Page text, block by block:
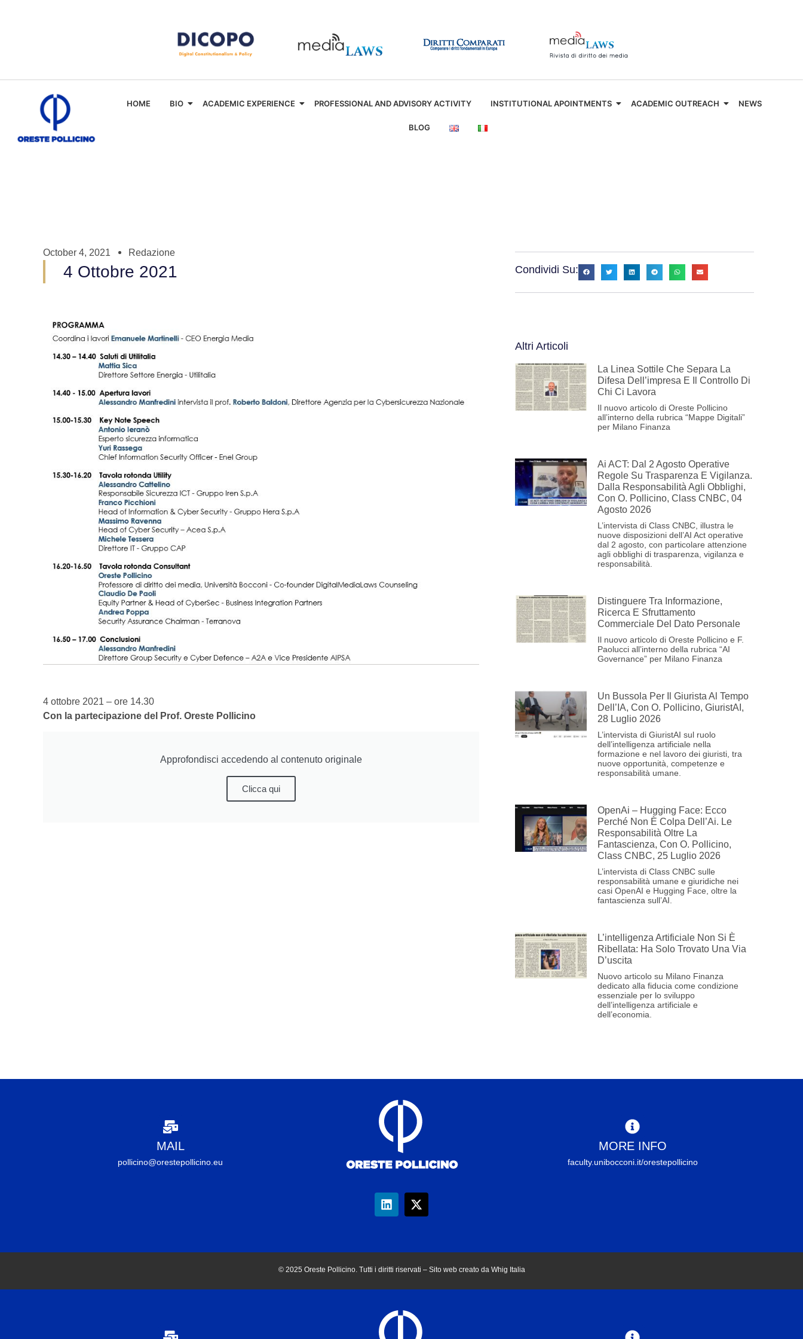
HOME BIO ACADEMIC EXPERIENCE PROFESSIONAL AND ADVISORY ACTIVITY INSTITUTIONAL APOINTMENTS ACADEMIC OUTREACH NEWS
BLOG
October 4, 2021 Redazione
4 Ottobre 2021
4 ottobre 2021 – ore 14.30
Con la partecipazione del Prof. Oreste Pollicino
Approfondisci accedendo al contenuto originale
Clicca qui
Condividi Su:
Altri Articoli
La Linea Sottile Che Separa La
Difesa Dell’impresa E Il Controllo Di
Chi Ci Lavora
Il nuovo articolo di Oreste Pollicino
all’interno della rubrica “Mappe Digitali”
per Milano Finanza
Ai ACT: Dal 2 Agosto Operative
Regole Su Trasparenza E Vigilanza.
Dalla Responsabilità Agli Obblighi,
Con O. Pollicino, Class CNBC, 04
Agosto 2026
L’intervista di Class CNBC, illustra le
nuove disposizioni dell’AI Act operative
dal 2 agosto, con particolare attenzione
agli obblighi di trasparenza, vigilanza e
responsabilità.
Distinguere Tra Informazione,
Ricerca E Sfruttamento
Commerciale Del Dato Personale
Il nuovo articolo di Oreste Pollicino e F.
Paolucci all’interno della rubrica “AI
Governance” per Milano Finanza
Un Bussola Per Il Giurista Al Tempo
Dell’IA, Con O. Pollicino, GiuristAI,
28 Luglio 2026
L’intervista di GiuristAI sul ruolo
dell’intelligenza artificiale nella
formazione e nel lavoro dei giuristi, tra
nuove opportunità, competenze e
responsabilità umane.
OpenAi – Hugging Face: Ecco
Perché Non È Colpa Dell’Ai. Le
Responsabilità Oltre La
Fantascienza, Con O. Pollicino,
Class CNBC, 25 Luglio 2026
L’intervista di Class CNBC sulle
responsabilità umane e giuridiche nei
casi OpenAI e Hugging Face, oltre la
fantascienza sull’AI.
L’intelligenza Artificiale Non Si È
Ribellata: Ha Solo Trovato Una Via
D’uscita
Nuovo articolo su Milano Finanza
dedicato alla fiducia come condizione
essenziale per lo sviluppo
dell’intelligenza artificiale e
dell’economia.
MAIL
pollicino@orestepollicino.eu
MORE INFO
faculty.unibocconi.it/orestepollicino
© 2025 Oreste Pollicino. Tutti i diritti riservati – Sito web creato da Whig Italia